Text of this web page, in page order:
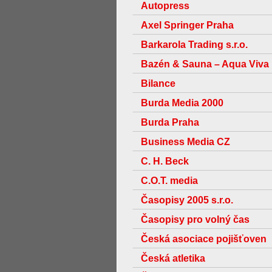
Autopress
Axel Springer Praha
Barkarola Trading s.r.o.
Bazén & Sauna – Aqua Viva
Bilance
Burda Media 2000
Burda Praha
Business Media CZ
C. H. Beck
C.O.T. media
Časopisy 2005 s.r.o.
Časopisy pro volný čas
Česká asociace pojišťoven
Česká atletika